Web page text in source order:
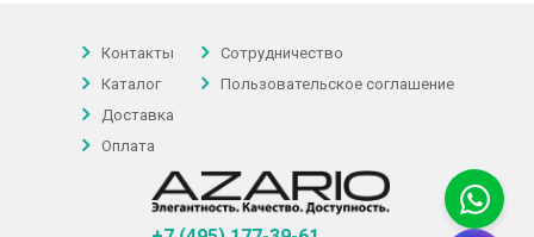
Контакты
Каталог
Доставка
Оплата
Сотрудничество
Пользовательское соглашение